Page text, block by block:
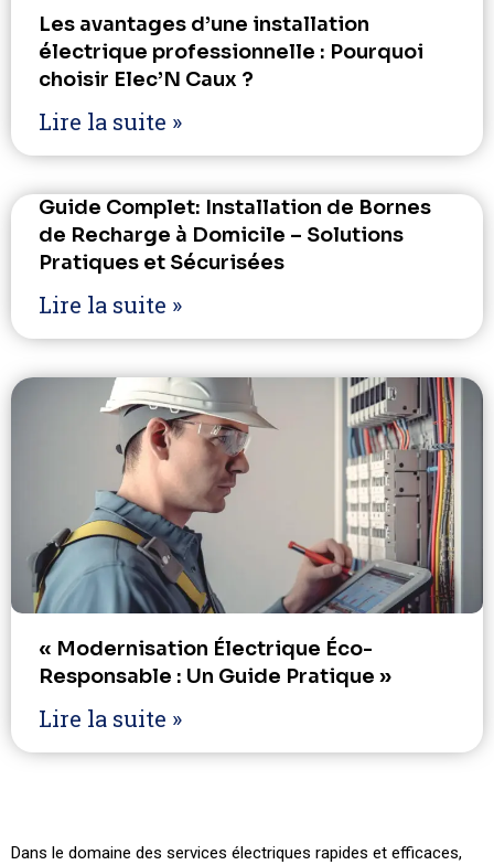
Les avantages d’une installation
électrique professionnelle : Pourquoi
choisir Elec’N Caux ?
Lire la suite »
Guide Complet: Installation de Bornes
de Recharge à Domicile – Solutions
Pratiques et Sécurisées
Lire la suite »
« Modernisation Électrique Éco-
Responsable : Un Guide Pratique »
Lire la suite »
Dans le domaine des services électriques rapides et efficaces,